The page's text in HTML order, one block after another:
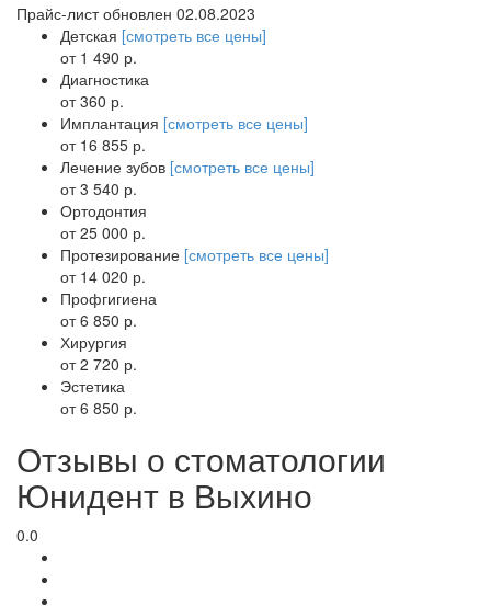
Прайс-лист обновлен 02.08.2023
Детская [смотреть все цены]
от 1 490 р.
Диагностика
от 360 р.
Имплантация [смотреть все цены]
от 16 855 р.
Лечение зубов [смотреть все цены]
от 3 540 р.
Ортодонтия
от 25 000 р.
Протезирование [смотреть все цены]
от 14 020 р.
Профгигиена
от 6 850 р.
Хирургия
от 2 720 р.
Эстетика
от 6 850 р.
Отзывы о стоматологии
Юнидент в Выхино
0.0